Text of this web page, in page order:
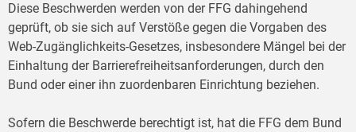
Diese Beschwerden werden von der FFG dahingehend
geprüft, ob sie sich auf Verstöße gegen die Vorgaben des
Web-Zugänglichkeits-Gesetzes, insbesondere Mängel bei der
Einhaltung der Barrierefreiheitsanforderungen, durch den
Bund oder einer ihn zuordenbaren Einrichtung beziehen.
Sofern die Beschwerde berechtigt ist, hat die FFG dem Bund